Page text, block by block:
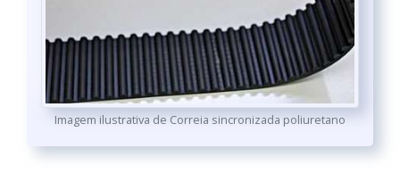
Imagem ilustrativa de Correia sincronizada poliuretano